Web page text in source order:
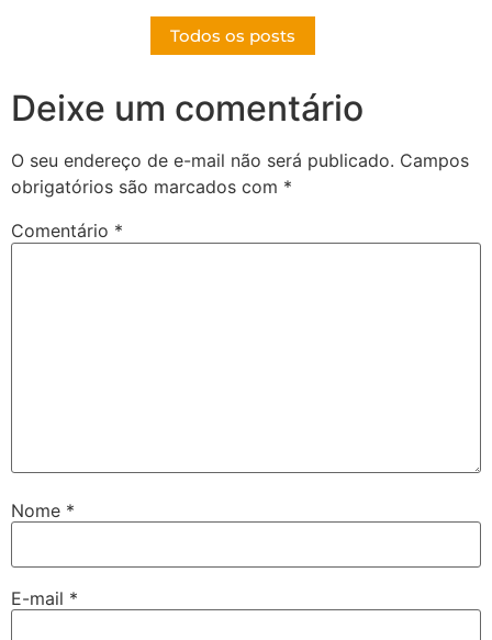
Todos os posts
Deixe um comentário
O seu endereço de e-mail não será publicado. Campos
obrigatórios são marcados com *
Comentário *
Nome *
E-mail *